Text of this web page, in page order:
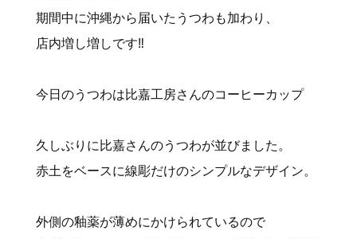
期間中に沖縄から届いたうつわも加わり、
店内増し増しです‼️
今日のうつわは比嘉工房さんのコーヒーカップ
久しぶりに比嘉さんのうつわが並びました。
赤土をベースに線彫だけのシンプルなデザイン。
外側の釉薬が薄めにかけられているので